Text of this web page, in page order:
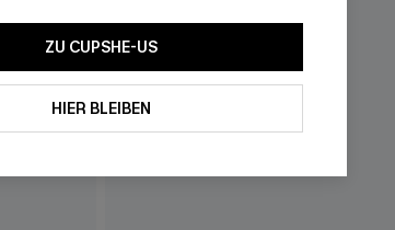
ZU CUPSHE-US
HIER BLEIBEN